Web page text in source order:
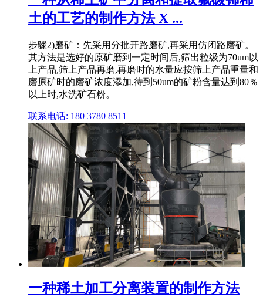
土的工艺的制作方法 X ...
步骤2)磨矿：先采用分批开路磨矿,再采用仿闭路磨矿。
其方法是选好的原矿磨到一定时间后,筛出粒级为70um以
上产品,筛上产品再磨,再磨时的水量应按筛上产品重量和
磨原矿时的磨矿浓度添加,待到50um的矿粉含量达到80％
以上时,水洗矿石粉。
联系电话: 180 3780 8511
一种稀土加工分离装置的制作方法